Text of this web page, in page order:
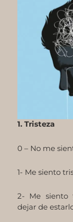
1. Tristeza
0 – No me
1- Me siento
2- Me siento
dejar de